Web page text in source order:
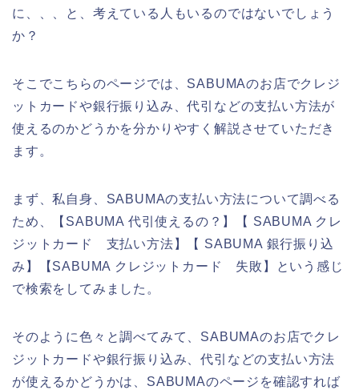
に、、、と、考えている人もいるのではないでしょう
か？
そこでこちらのページでは、SABUMAのお店でクレジ
ットカードや銀行振り込み、代引などの支払い方法が
使えるのかどうかを分かりやすく解説させていただき
ます。
まず、私自身、SABUMAの支払い方法について調べる
ため、【SABUMA 代引使えるの？】【 SABUMA クレ
ジットカード 支払い方法】【 SABUMA 銀行振り込
み】【SABUMA クレジットカード 失敗】という感じ
で検索をしてみました。
そのように色々と調べてみて、SABUMAのお店でクレ
ジットカードや銀行振り込み、代引などの支払い方法
が使えるかどうかは、SABUMAのページを確認すれば